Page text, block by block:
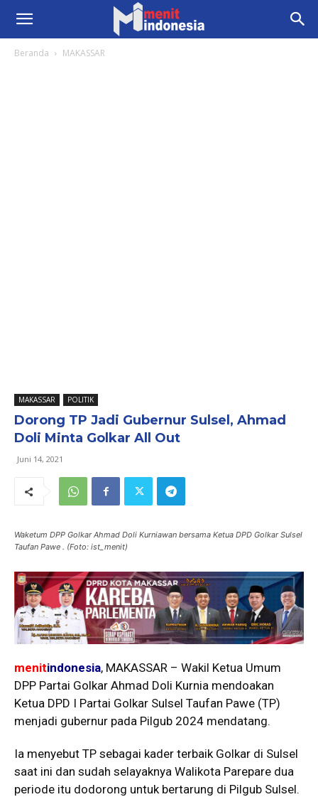
Beranda MAKASSAR
MAKASSAR POLITIK
Dorong TP Jadi Gubernur Sulsel, Ahmad
Doli Minta Golkar All Out
Juni 14, 2021
Waketum DPP Golkar Ahmad Doli Kurniawan bersama Ketua DPD Golkar Sulsel
Taufan Pawe . (Foto: ist_menit)
menitindonesia, MAKASSAR – Wakil Ketua Umum
DPP Partai Golkar Ahmad Doli Kurnia mendoakan
Ketua DPD I Partai Golkar Sulsel Taufan Pawe (TP)
menjadi gubernur pada Pilgub 2024 mendatang.
Ia menyebut TP sebagai kader terbaik Golkar di Sulsel
saat ini dan sudah selayaknya Walikota Parepare dua
periode itu dodorong untuk bertarung di Pilgub Sulsel.